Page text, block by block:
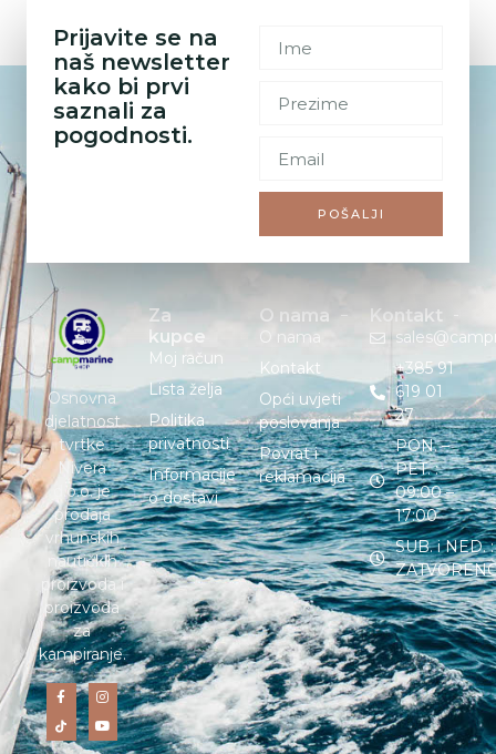
Prijavite se na
naš newsletter
kako bi prvi
saznali za
pogodnosti.
POŠALJI
Osnovna
djelatnost
tvrtke
Nivera
d.o.o. je
prodaja
vrhunskih
nautičkih
proizvoda i
proizvoda
za
kampiranje.
Za
kupce
Moj račun
Lista želja
Politika
privatnosti
Informacije
o dostavi
O nama
O nama
Kontakt
Opći uvjeti
poslovanja
Povrat i
reklamacija
Kontakt
+385 91
619 01
27
PON. –
PET. :
09:00 –
17:00
SUB. i NED. :